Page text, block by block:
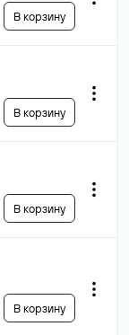
В корзину
В корзину
В корзину
В корзину